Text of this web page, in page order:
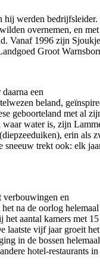
hij werden bedrijfsleider.
overnemen, en met
Vanaf 1996 zijn
Groot
een
beland,
geboorteland met al
water is, zijn
erin als
sneeuw trekt ook: elk
verbouwingen en
na de oorlog
aantal kamers met 15
laatste vijf jaar groeit het
in de bossen
hotel-restaurants in